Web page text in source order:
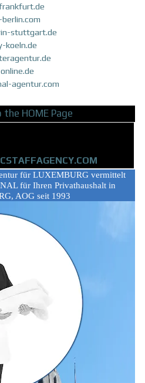
stuttgart.de
koeln.de
agentur.com
the HOME Page
für LUXEMBURG vermittelt
für Ihren Privathaushalt in
AOG seit 1993